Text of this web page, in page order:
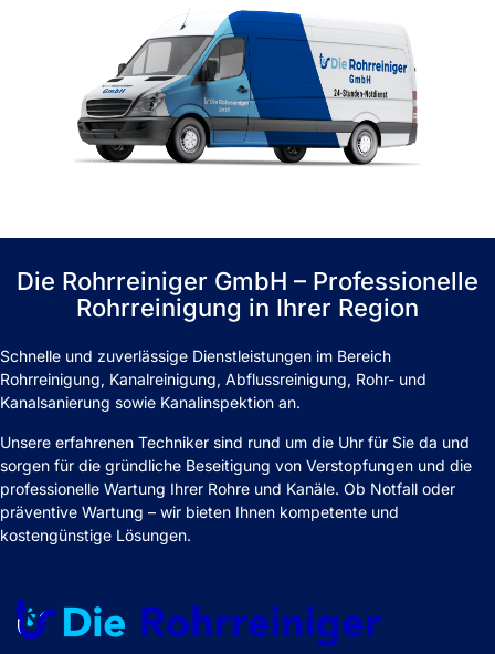
Die Rohrreiniger GmbH – Professionelle
Rohrreinigung in Ihrer Region
Rohrreinigung, Kanalreinigung, Abflussreinigung, Rohr- und
Unsere erfahrenen Techniker sind rund um die Uhr für Sie da und
sorgen für die gründliche Beseitigung von Verstopfungen und die
professionelle Wartung Ihrer Rohre und Kanäle. Ob Notfall oder
präventive Wartung – wir bieten Ihnen kompetente und
kostengünstige Lösungen.
Kontakt
info@dierohrreiniger.com
0178 119 49 39